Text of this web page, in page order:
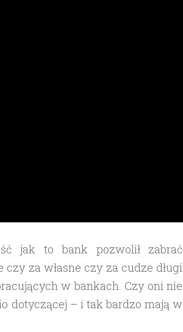
jak to bank pozwolił zabrać
za własne czy za cudze długi
w bankach. Czy oni nie
dotyczącej – i tak bardzo mają w